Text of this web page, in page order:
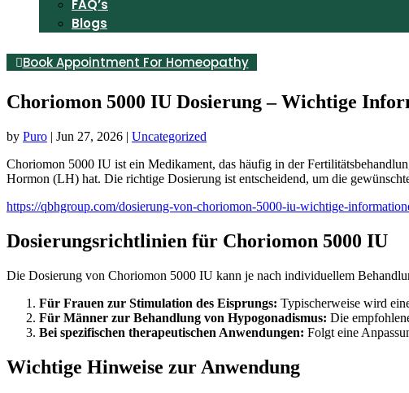
FAQ’s
Blogs
Book Appointment For Homeopathy
Choriomon 5000 IU Dosierung – Wichtige
by Puro | Jun 27, 2026 | Uncategorized
Choriomon 5000 IU ist ein Medikament, das häufig in der
Hormon (LH) hat. Die richtige Dosierung ist entscheidend, um die
https://qbhgroup.com/dosierung-von-choriomon-5000-iu-wichtige-
Dosierungsrichtlinien für Choriomon 5000 IU
Die Dosierung von Choriomon 5000 IU kann je nach individuellem
Für Frauen zur Stimulation des Eisprungs: Typischerweise wird
Für Männer zur Behandlung von Hypogonadismus: Die
Bei spezifischen therapeutischen Anwendungen: Folgt eine
Wichtige Hinweise zur Anwendung